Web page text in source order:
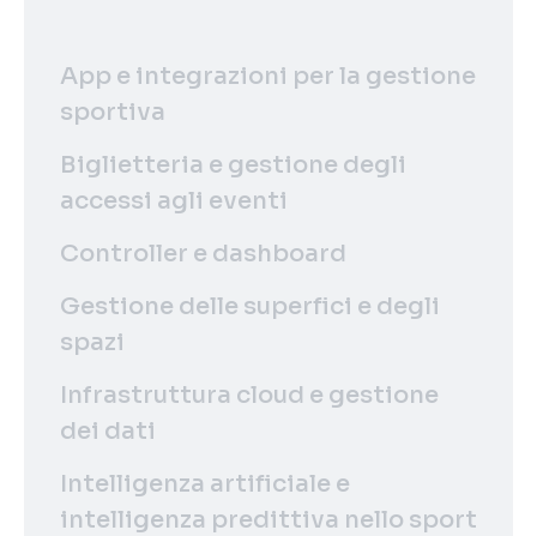
App e integrazioni per la gestione
sportiva
Biglietteria e gestione degli
accessi agli eventi
Controller e dashboard
Gestione delle superfici e degli
spazi
Infrastruttura cloud e gestione
dei dati
Intelligenza artificiale e
intelligenza predittiva nello sport